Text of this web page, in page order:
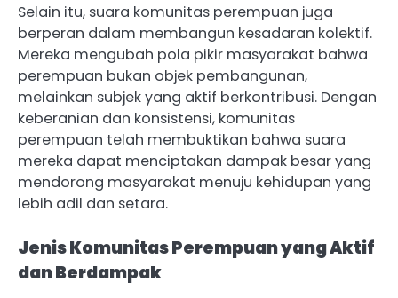
Selain itu, suara komunitas perempuan juga
berperan dalam membangun kesadaran kolektif.
Mereka mengubah pola pikir masyarakat bahwa
perempuan bukan objek pembangunan,
melainkan subjek yang aktif berkontribusi. Dengan
keberanian dan konsistensi, komunitas
perempuan telah membuktikan bahwa suara
mereka dapat menciptakan dampak besar yang
mendorong masyarakat menuju kehidupan yang
lebih adil dan setara.
Jenis Komunitas Perempuan yang Aktif
dan Berdampak